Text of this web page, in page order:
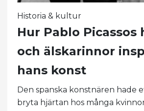
Historia & kultur
Hur Pablo Picassos
och älskarinnor
hans konst
Den spanska konstnären hade
bryta hjärtan hos många